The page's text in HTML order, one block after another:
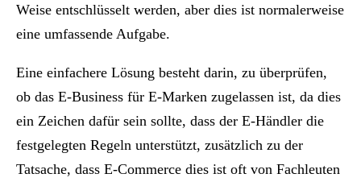
Weise entschlüsselt werden, aber dies ist normalerweise
eine umfassende Aufgabe.
Eine einfachere Lösung besteht darin, zu überprüfen,
ob das E-Business für E-Marken zugelassen ist, da dies
ein Zeichen dafür sein sollte, dass der E-Händler die
festgelegten Regeln unterstützt, zusätzlich zu der
Tatsache, dass E-Commerce dies ist oft von Fachleuten